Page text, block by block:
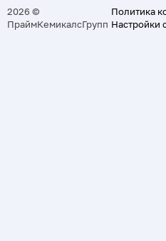
2026 ©
ПраймКемикалсГрупп
Политика
Настройки